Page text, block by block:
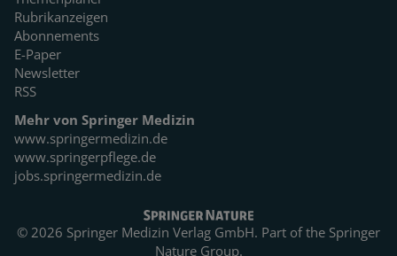
Rubrikanzeigen
Abonnements
E-Paper
Newsletter
RSS
Mehr von Springer Medizin
www.springermedizin.de
www.springerpflege.de
jobs.springermedizin.de
© 2026 Springer Medizin Verlag GmbH. Part of the Springer
Nature Group.